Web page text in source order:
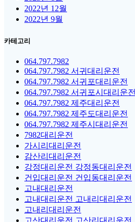
2022년 12월
2022년 9월
카테고리
064.797.7982
064.797.7982 서귀대리운전
064.797.7982 서귀포대리운전
064.797.7982 서귀포시대리운전
064.797.7982 제주대리운전
064.797.7982 제주도대리운전
064.797.7982 제주시대리운전
7982대리운전
가시리대리운전
감산리대리운전
강정대리운전 강정동대리운전
건입대리운전 건입동대리운전
고내대리운전
고내대리운전 고내리대리운전
고내리대리운전
고산대리운전 고산리대리운전